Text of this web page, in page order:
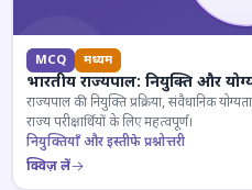
MCQ मध्यम
भारतीय राज्यपाल: नियुक्ति और
राज्यपाल की नियुक्ति प्रक्रिया, संवैधानिक
राज्य परीक्षार्थियों के लिए महत्वपूर्ण।
नियुक्तियाँ और इस्तीफे प्रश्नोत्तरी
क्विज़ लें